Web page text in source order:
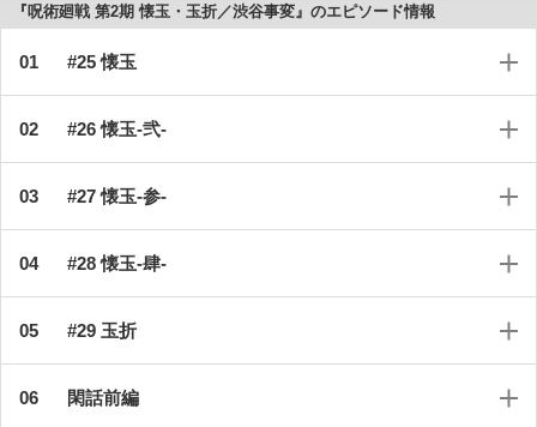
『呪術廻戦 第2期 懐玉・玉折／渋谷事変』のエピソード情報
#25 懐玉
#26 懐玉-弐-
#27 懐玉-参-
#28 懐玉-肆-
#29 玉折
閑話前編